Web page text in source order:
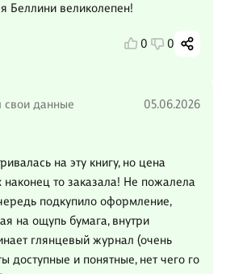
Беллини великолепен!
0 0
свои данные 05.06.2026
на эту книгу, но цена
наконец то заказала! Не пожалела
подкупило оформление,
на ощупь бумага, внутри
глянцевый журнал (очень
доступные и понятные, нет чего го